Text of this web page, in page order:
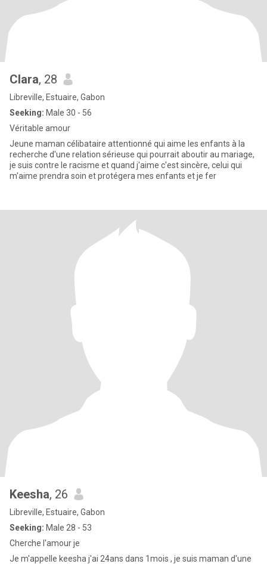
Clara, 28
Libreville, Estuaire, Gabon
Seeking: Male 30 - 56
Véritable amour
Jeune maman célibataire attentionné qui aime les enfants à la
recherche d'une relation sérieuse qui pourrait aboutir au mariage,
je suis contre le racisme et quand j'aime c'est sincère, celui qui
m'aime prendra soin et protégera mes enfants et je fer
Keesha, 26
Libreville, Estuaire, Gabon
Seeking: Male 28 - 53
Cherche l'amour je
Je m'appelle keesha j'ai 24ans dans 1mois , je suis maman d'une